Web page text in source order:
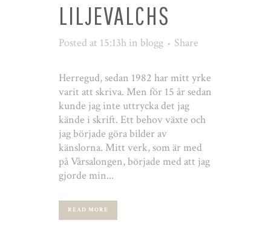
LILJEVALCHS
Posted at 15:13h in blogg Share
Herregud, sedan 1982 har mitt yrke
varit att skriva. Men för 15 år sedan
kunde jag inte uttrycka det jag
kände i skrift. Ett behov växte och
jag började göra bilder av
känslorna. Mitt verk, som är med
på Vårsalongen, började med att jag
gjorde min...
READ MORE